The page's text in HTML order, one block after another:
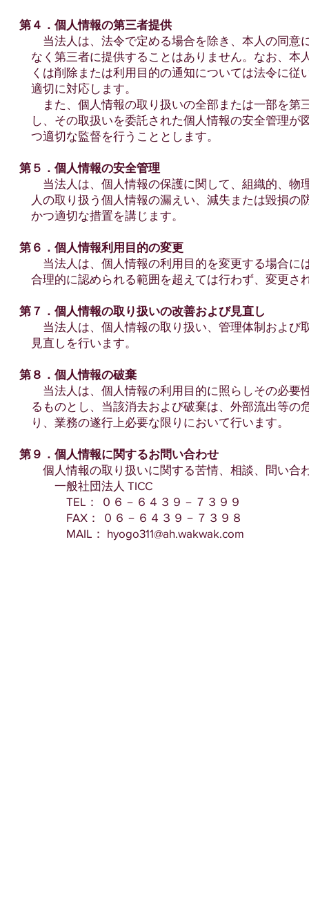
第４．個人情報の第三者提供
当法人は、法令で定める場合を除き、本人の同意
なく第三者に提供することはありません。なお、本
くは削除または利用目的の通知については法令に従
適切に対応します。
また、個人情報の取り扱いの全部または一部を第
し、その取扱いを委託された個人情報の安全管理が
つ適切な監督を行うこととします。
第５．個人情報の安全管理
当法人は、個人情報の保護に関して、組織的、物
人の取り扱う個人情報の漏えい、減失または毀損の
かつ適切な措置を講じます。
第６．個人情報利用目的の変更
当法人は、個人情報の利用目的を変更する場合に
合理的に認められる範囲を超えては行わず、変更さ
第７．個人情報の取り扱いの改善および見直し
当法人は、個人情報の取り扱い、管理体制および
見直しを行います。
第８．個人情報の破棄
当法人は、個人情報の利用目的に照らしその必要
るものとし、当該消去および破棄は、外部流出等の
り、業務の遂行上必要な限りにおいて行います。
第９．個人情報に関するお問い合わせ
個人情報の取り扱いに関する苦情、相談、問い合
一般社団法人 TICC
TEL： ０６－６４３９－７３９９
FAX： ０６－６４３９－７３９８
MAIL： hyogo311@ah.wakwak.com